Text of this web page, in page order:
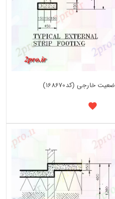
خارجی (کد168670)